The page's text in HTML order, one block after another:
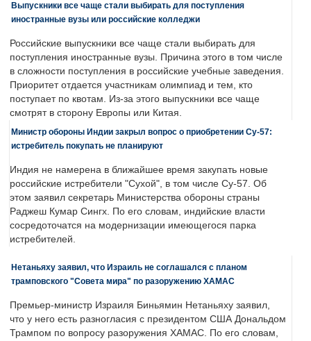
Выпускники все чаще стали выбирать для поступления
иностранные вузы или российские колледжи
Российские выпускники все чаще стали выбирать для
поступления иностранные вузы. Причина этого в том числе
в сложности поступления в российские учебные заведения.
Приоритет отдается участникам олимпиад и тем, кто
поступает по квотам. Из-за этого выпускники все чаще
смотрят в сторону Европы или Китая.
Министр обороны Индии закрыл вопрос о приобретении Су-57:
истребитель покупать не планируют
Индия не намерена в ближайшее время закупать новые
российские истребители "Сухой", в том числе Су-57. Об
этом заявил секретарь Министерства обороны страны
Раджеш Кумар Сингх. По его словам, индийские власти
сосредоточатся на модернизации имеющегося парка
истребителей.
Нетаньяху заявил, что Израиль не соглашался с планом
трамповского "Совета мира" по разоружению ХАМАС
Премьер-министр Израиля Биньямин Нетаньяху заявил,
что у него есть разногласия с президентом США Дональдом
Трампом по вопросу разоружения ХАМАС. По его словам,